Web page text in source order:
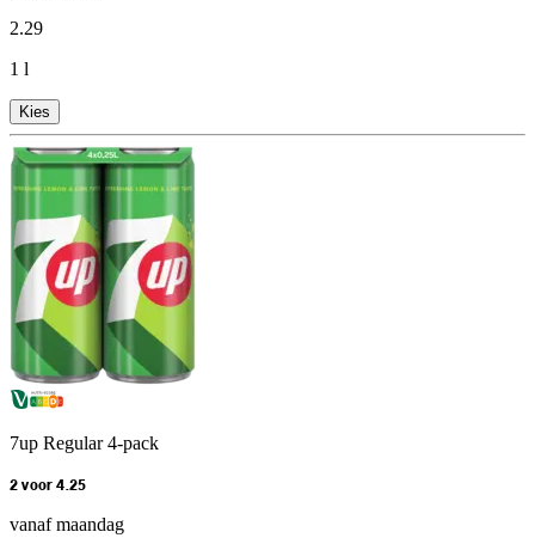
2.29
1 l
Kies
7up Regular 4-pack
2 voor 4.25
vanaf maandag